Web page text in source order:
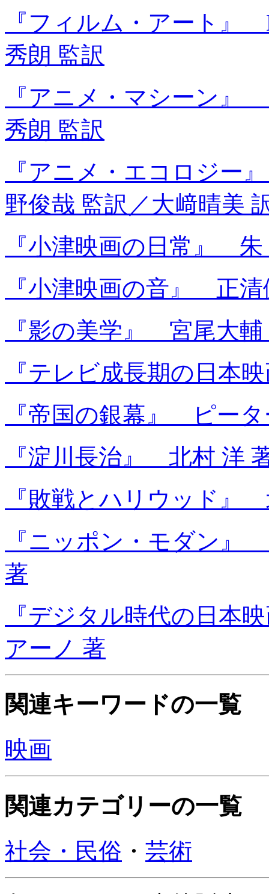
『フィルム・アート』
秀朗 監訳
『アニメ・マシーン』
秀朗 監訳
『アニメ・エコロジー
野俊哉 監訳／大﨑晴美
『小津映画の日常』 朱
『小津映画の音』 正清
『影の美学』 宮尾大
『テレビ成長期の日本
『帝国の銀幕』 ピー
『淀川長治』 北村 洋
『敗戦とハリウッド』
『ニッポン・モダン』
著
『デジタル時代の日本
アーノ 著
関連キーワードの一覧
映画
関連カテゴリーの一覧
社会・民俗 ・ 芸術